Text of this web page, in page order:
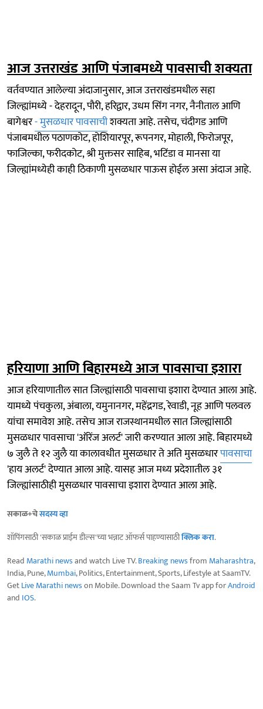
आज उत्तराखंड आणि पंजाबमध्ये पावसाची शक्यता
वर्तवण्यात आलेल्या अंदाजानुसार, आज उत्तराखंडमधील सहा
जिल्ह्यांमध्ये - देहरादून, पौरी, हरिद्वार, उधम सिंग नगर, नैनीताल आणि
बागेश्वर- मुसळधार पावसाचीशक्यता आहे. तसेच, चंदीगड आणि
पंजाबमधील पठाणकोट, होशियारपूर, रूपनगर, मोहाली, फिरोजपूर,
फाजिल्का, फरीदकोट, श्री मुक्तसर साहिब, भटिंडा व मानसा या
जिल्ह्यांमध्येही काही ठिकाणी मुसळधार पाऊस होईल असा अंदाज आहे.
हरियाणा आणि बिहारमध्ये आज पावसाचा इशारा
आज हरियाणातील सात जिल्ह्यांसाठी पावसाचा इशारा देण्यात आला आहे.
यामध्ये पंचकुला, अंबाला, यमुनानगर, महेंद्रगड, रेवाडी, नूह आणि पलवल
यांचा समावेश आहे. तसेच आज राजस्थानमधील सात जिल्ह्यांसाठी
मुसळधार पावसाचा 'ऑरेंज अलर्ट' जारी करण्यात आला आहे. बिहारमध्ये
७ जुलै ते १२ जुलै या कालावधीत मुसळधार ते अति मुसळधारपावसाचा
'हाय अलर्ट' देण्यात आला आहे. यासह आज मध्य प्रदेशातील ३१
जिल्ह्यांसाठीही मुसळधार पावसाचा इशारा देण्यात आला आहे.
सकाळ+चेसदस्य व्हा
शॉपिंगसाठी 'सकाळ प्राईम डील्स'च्या भन्नाट ऑफर्स पाहण्यासाठीक्लिक करा.
Read Marathi newsand watch Live TV.Breaking newsfrom Maharashtra,
India, Pune,Mumbai, Politics, Entertainment, Sports, Lifestyle at SaamTV.
GetLive Marathi newson Mobile. Download the Saam Tv app forAndroid
and IOS.